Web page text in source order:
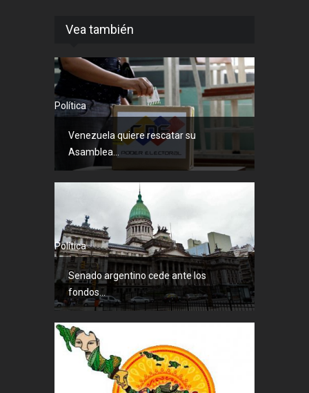
Vea también
Política
Venezuela quiere rescatar su
Asamblea...
Política
Senado argentino cede ante los
fondos...